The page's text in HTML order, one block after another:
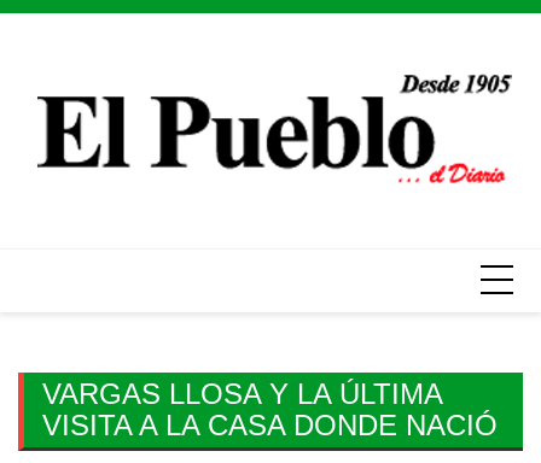
Skip
VARGAS LLOSA Y LA ÚLTIMA
VISITA A LA CASA DONDE NACIÓ